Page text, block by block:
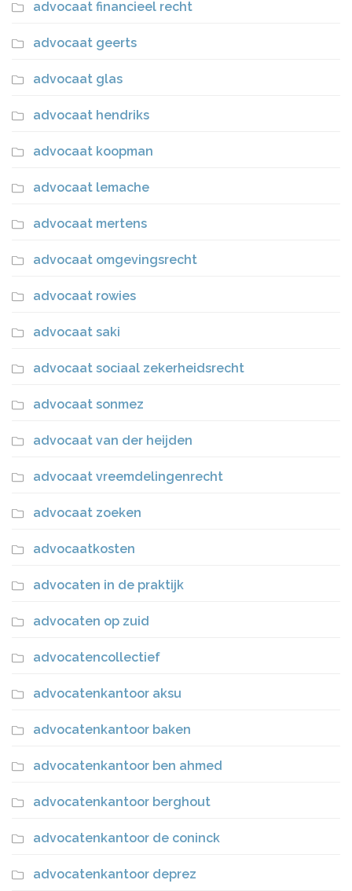
advocaat financieel recht
advocaat geerts
advocaat glas
advocaat hendriks
advocaat koopman
advocaat lemache
advocaat mertens
advocaat omgevingsrecht
advocaat rowies
advocaat saki
advocaat sociaal zekerheidsrecht
advocaat sonmez
advocaat van der heijden
advocaat vreemdelingenrecht
advocaat zoeken
advocaatkosten
advocaten in de praktijk
advocaten op zuid
advocatencollectief
advocatenkantoor aksu
advocatenkantoor baken
advocatenkantoor ben ahmed
advocatenkantoor berghout
advocatenkantoor de coninck
advocatenkantoor deprez